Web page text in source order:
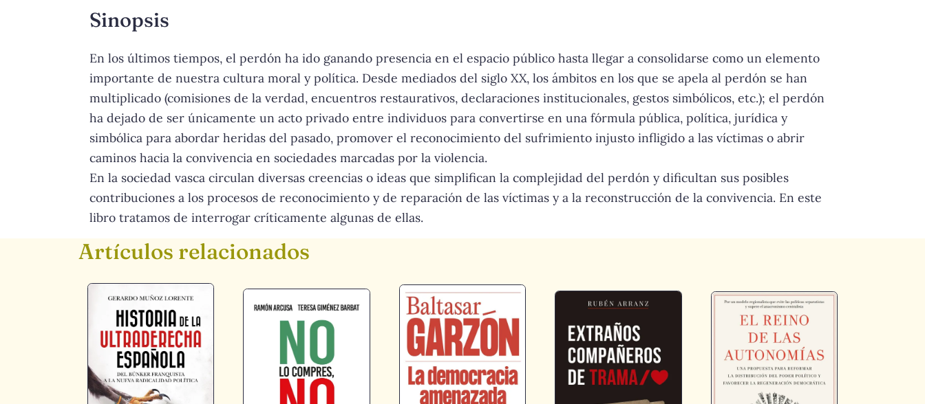
Sinopsis
En los últimos tiempos, el perdón ha ido ganando presencia en el espacio público hasta llegar a consolidarse como un elemento
importante de nuestra cultura moral y política. Desde mediados del siglo XX, los ámbitos en los que se apela al perdón se han
multiplicado (comisiones de la verdad, encuentros restaurativos, declaraciones institucionales, gestos simbólicos, etc.); el perdón
ha dejado de ser únicamente un acto privado entre individuos para convertirse en una fórmula pública, política, jurídica y
simbólica para abordar heridas del pasado, promover el reconocimiento del sufrimiento injusto infligido a las víctimas o abrir
caminos hacia la convivencia en sociedades marcadas por la violencia.
En la sociedad vasca circulan diversas creencias o ideas que simplifican la complejidad del perdón y dificultan sus posibles
contribuciones a los procesos de reconocimiento y de reparación de las víctimas y a la reconstrucción de la convivencia. En este
libro tratamos de interrogar críticamente algunas de ellas.
Artículos relacionados